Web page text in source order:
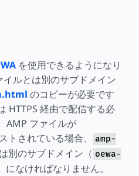
を使用できるようになり
ルとは別のサブドメイン
のコピーが必要です
HTTPS 経由で配信する必
AMP ファイルが
トされている場合、
amp-
は別のサブドメイン（ oewa-
になければなりません。